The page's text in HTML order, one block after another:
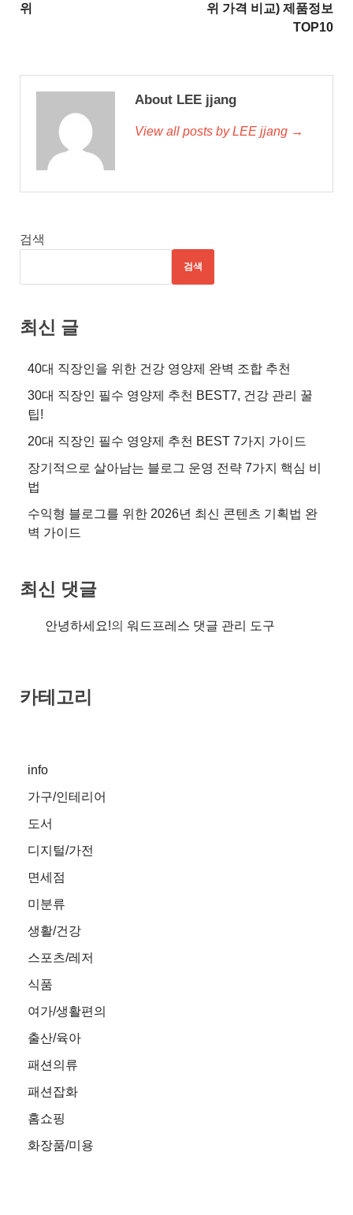
위
위 가격 비교) 제품정보
TOP10
About LEE jjang
View all posts by LEE jjang →
검색
검색
최신 글
40대 직장인을 위한 건강 영양제 완벽 조합 추천
30대 직장인 필수 영양제 추천 BEST7, 건강 관리 꿀
팁!
20대 직장인 필수 영양제 추천 BEST 7가지 가이드
장기적으로 살아남는 블로그 운영 전략 7가지 핵심 비
법
수익형 블로그를 위한 2026년 최신 콘텐츠 기획법 완
벽 가이드
최신 댓글
안녕하세요!의 워드프레스 댓글 관리 도구
카테고리
info
가구/인테리어
도서
디지털/가전
면세점
미분류
생활/건강
스포츠/레저
식품
여가/생활편의
출산/육아
패션의류
패션잡화
홈쇼핑
화장품/미용